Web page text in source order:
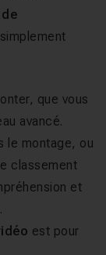
que vous
avancé.
le montage, ou
classement
et
est pour